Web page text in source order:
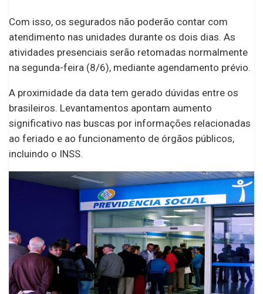
Com isso, os segurados não poderão contar com
atendimento nas unidades durante os dois dias. As
atividades presenciais serão retomadas normalmente
na segunda-feira (8/6), mediante agendamento prévio.
A proximidade da data tem gerado dúvidas entre os
brasileiros. Levantamentos apontam aumento
significativo nas buscas por informações relacionadas
ao feriado e ao funcionamento de órgãos públicos,
incluindo o INSS.